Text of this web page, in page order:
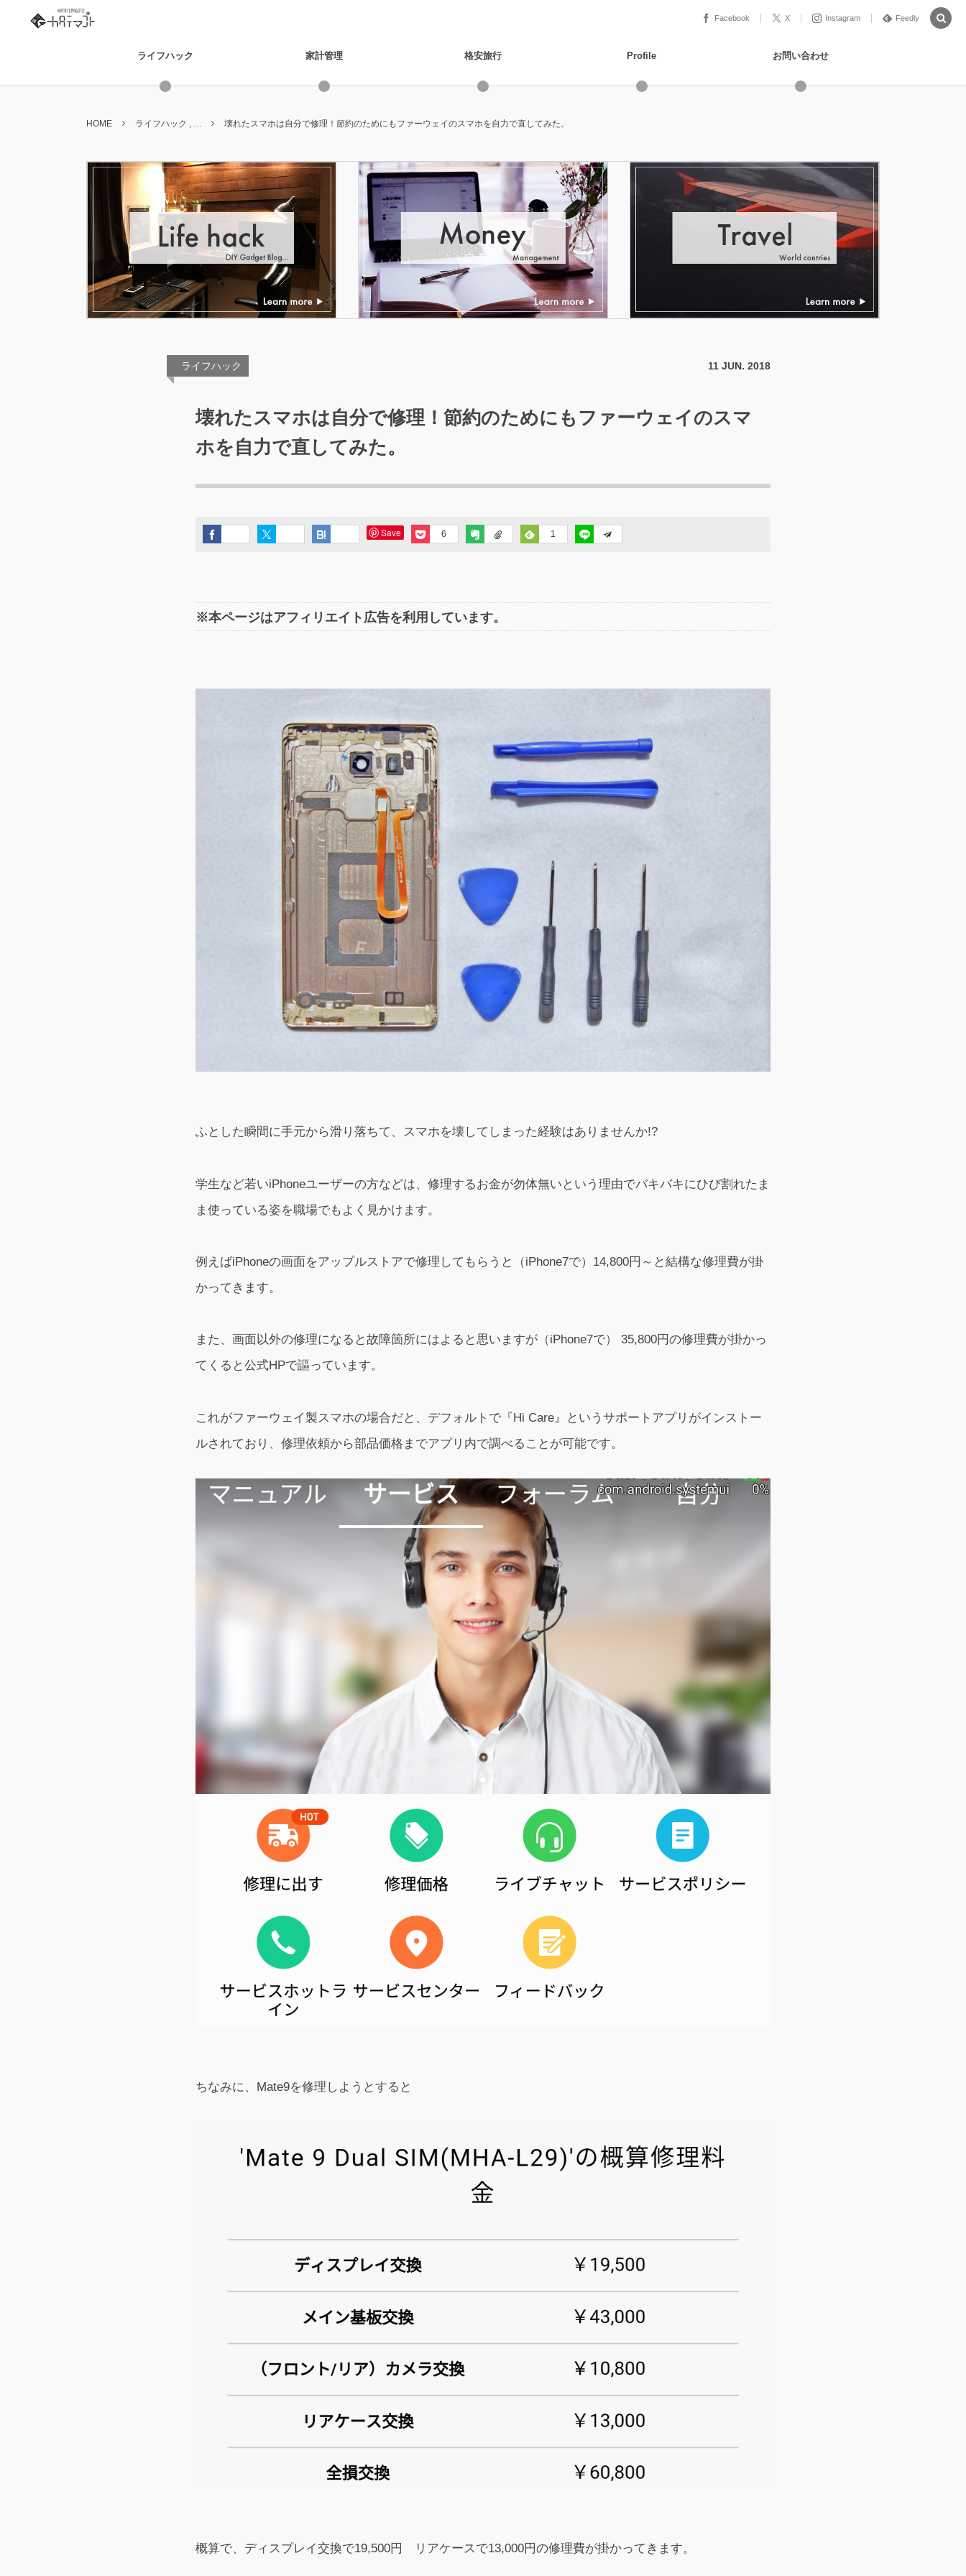
Facebook X Instagram Feedly
ライフハック 家計管理 格安旅行 Profile お問い合わせ
HOME ライフハック , … 壊れたスマホは自分で修理！節約のためにもファーウェイのスマホを自力で直してみた。
ライフハック 11 JUN. 2018
壊れたスマホは自分で修理！節約のためにもファーウェイのスマ
ホを自力で直してみた。
Save 6 1
※本ページはアフィリエイト広告を利用しています。
ふとした瞬間に手元から滑り落ちて、スマホを壊してしまった経験はありませんか!?
学生など若いiPhoneユーザーの方などは、修理するお金が勿体無いという理由でバキバキにひび割れたま
ま使っている姿を職場でもよく見かけます。
例えばiPhoneの画面をアップルストアで修理してもらうと（iPhone7で）14,800円～と結構な修理費が掛
かってきます。
また、画面以外の修理になると故障箇所にはよると思いますが（iPhone7で） 35,800円の修理費が掛かっ
てくると公式HPで謳っています。
これがファーウェイ製スマホの場合だと、デフォルトで『Hi Care』というサポートアプリがインストー
ルされており、修理依頼から部品価格までアプリ内で調べることが可能です。
ちなみに、Mate9を修理しようとすると
概算で、ディスプレイ交換で19,500円 リアケースで13,000円の修理費が掛かってきます。